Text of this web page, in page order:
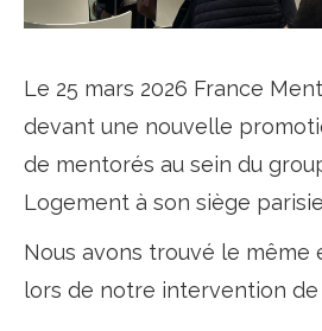
Le 25 mars 2026 France
devant une nouvelle
de mentorés au sein du
Logement à son siège
Nous avons trouvé le même
lors de notre intervention de